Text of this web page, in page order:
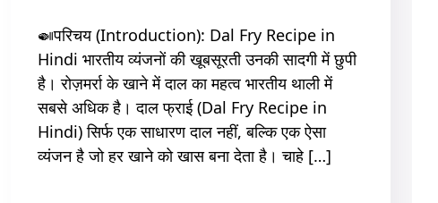
🍛परिचय (Introduction): Dal Fry Recipe in
Hindi भारतीय व्यंजनों की खूबसूरती उनकी सादगी में छुपी
है। रोज़मर्रा के खाने में दाल का महत्व भारतीय थाली में
सबसे अधिक है। दाल फ्राई (Dal Fry Recipe in
Hindi) सिर्फ एक साधारण दाल नहीं, बल्कि एक ऐसा
व्यंजन है जो हर खाने को खास बना देता है। चाहे […]